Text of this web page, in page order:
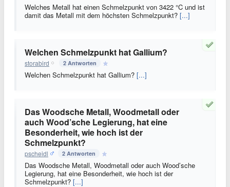
Welches Metall hat einen Schmelzpunkt von 3422 °C und ist
damit das Metall mit dem höchsten Schmelzpunkt? [...]
Welchen Schmelzpunkt hat Gallium?
storabird 2 Antworten
Welchen Schmelzpunkt hat Gallium? [...]
Das Woodsche Metall, Woodmetall oder
auch Wood’sche Legierung, hat eine
Besonderheit, wie hoch ist der
Schmelzpunkt?
pscheidl 2 Antworten
Das Woodsche Metall, Woodmetall oder auch Wood’sche
Legierung, hat eine Besonderheit, wie hoch ist der
Schmelzpunkt? [...]